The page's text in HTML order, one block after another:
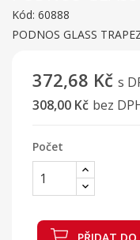
Kód: 60888
PODNOS GLASS
372,68 Kč s
308,00 Kč bez
Počet